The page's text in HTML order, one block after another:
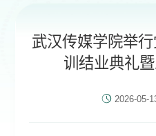
武汉传媒学院举
训结业典礼
2026-05-